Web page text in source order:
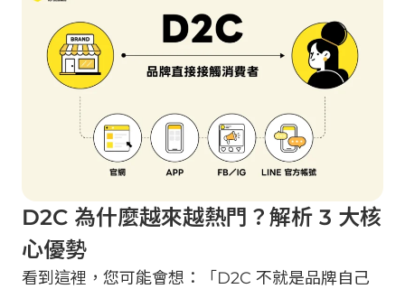
D2C 為什麼越來越熱門？解析 3 大核
心優勢
看到這裡，您可能會想：「D2C 不就是品牌自己